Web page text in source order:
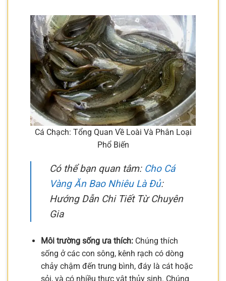
Cá Chạch: Tổng Quan Về Loài Và Phân Loại
Phổ Biến
Có thể bạn quan tâm: Cho Cá
Vàng Ăn Bao Nhiêu Là Đủ:
Hướng Dẫn Chi Tiết Từ Chuyên
Gia
Môi trường sống ưa thích:Chúng thích
sống ở các con sông, kênh rạch có dòng
chảy chậm đến trung bình, đáy là cát hoặc
sỏi, và có nhiều thực vật thủy sinh. Chúng